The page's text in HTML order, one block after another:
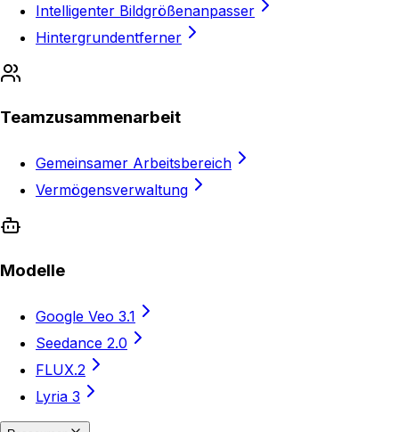
Intelligenter Bildgrößenanpasser
Hintergrundentferner
Teamzusammenarbeit
Gemeinsamer Arbeitsbereich
Vermögensverwaltung
Modelle
Google Veo 3.1
Seedance 2.0
FLUX.2
Lyria 3